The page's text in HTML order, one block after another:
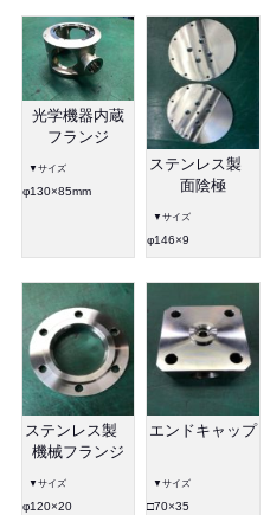
光学機器内蔵
フランジ
▼サイズ
φ130×85mm
ステンレス製
面陰極
▼サイズ
φ146×9
ステンレス製
機械フランジ
▼サイズ
φ120×20
エンドキャップ
▼サイズ
□70×35